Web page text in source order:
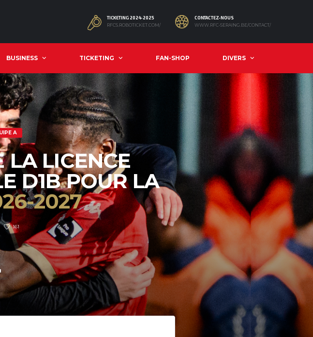
TICKETING 2024-2025
RFCS.ROBOTICKET.COM/
CONTACTEZ-NOUS
WWW.RFC-SERAING.BE/CONTACT/
BUSINESS TICKETING FAN-SHOP DIVERS
A
LA LICENCE
D1B POUR LA
2027
161